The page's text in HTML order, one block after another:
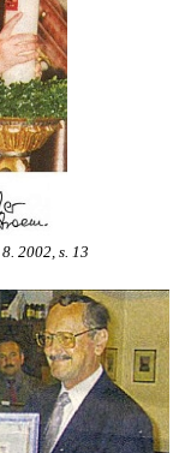
2002, s. 13